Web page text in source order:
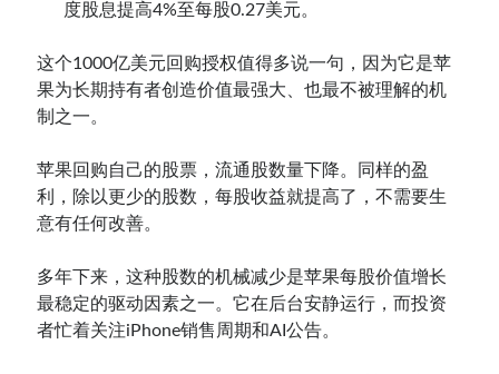
度股息提高4%至每股0.27美元。
这个1000亿美元回购授权值得多说一句，因为它是苹
果为长期持有者创造价值最强大、也最不被理解的机
制之一。
苹果回购自己的股票，流通股数量下降。同样的盈
利，除以更少的股数，每股收益就提高了，不需要生
意有任何改善。
多年下来，这种股数的机械减少是苹果每股价值增长
最稳定的驱动因素之一。它在后台安静运行，而投资
者忙着关注iPhone销售周期和AI公告。